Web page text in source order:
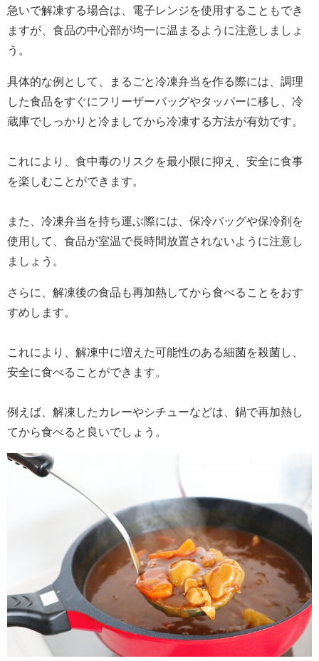
急いで解凍する場合は、電子レンジを使用することもでき
ますが、食品の中心部が均一に温まるように注意しましょ
う。
具体的な例として、まるごと冷凍弁当を作る際には、調理
した食品をすぐにフリーザーバッグやタッパーに移し、冷
蔵庫でしっかりと冷ましてから冷凍する方法が有効です。
これにより、食中毒のリスクを最小限に抑え、安全に食事
を楽しむことができます。
また、冷凍弁当を持ち運ぶ際には、保冷バッグや保冷剤を
使用して、食品が室温で長時間放置されないように注意し
ましょう。
さらに、解凍後の食品も再加熱してから食べることをおす
すめします。
これにより、解凍中に増えた可能性のある細菌を殺菌し、
安全に食べることができます。
例えば、解凍したカレーやシチューなどは、鍋で再加熱し
てから食べると良いでしょう。